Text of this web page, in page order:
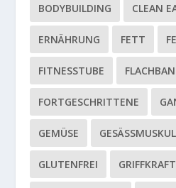
BODYBUILDING CLEAN
ERNÄHRUNG FETT
FITNESSTUBE
FORTGESCHRITTENE
GEMÜSE
GLUTENFREI GRIFFKRAFT